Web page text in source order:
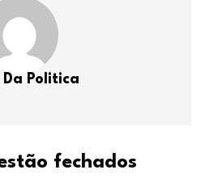
Da Politica
fechados